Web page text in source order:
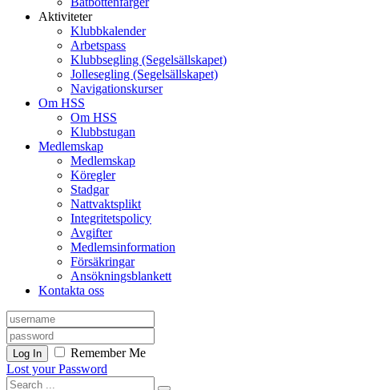
Aktiviteter
Klubbkalender
Arbetspass
Klubbsegling (Segelsällskapet)
Jollesegling (Segelsällskapet)
Navigationskurser
Om HSS
Om HSS
Klubbstugan
Medlemskap
Medlemskap
Köregler
Stadgar
Nattvaktsplikt
Integritetspolicy
Avgifter
Medlemsinformation
Försäkringar
Ansökningsblankett
Kontakta oss
Log In
Remember Me
Lost your Password